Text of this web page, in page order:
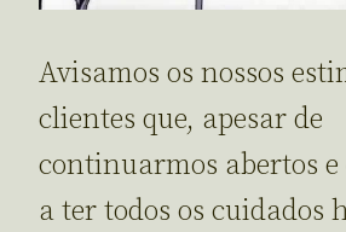
Avisamos os nossos
clientes que, apesar de
continuarmos abertos e
a ter todos os cuidados